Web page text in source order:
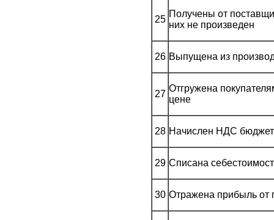
25
Получены от
них не произведен
26 Выпущена из
27
Отгружена
цене
28 Начислен НДС
29 Списана
30 Отражена прибыль от